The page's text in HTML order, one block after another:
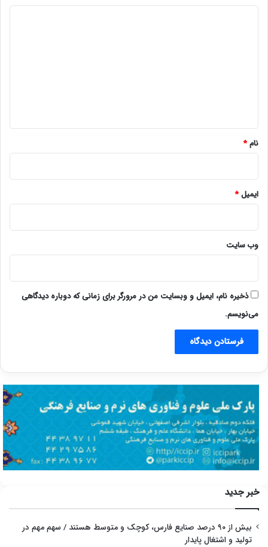
نام*
ایمیل*
وب‌ سایت
ذخیره نام، ایمیل و وبسایت من در مرورگر برای زمانی که دوباره دیدگاهی
می‌نویسم.
خبر جدید
بیش از ۹۰ درصد صنایع فارس، کوچک و متوسط هستند / سهم مهم در
تولید و اشتغال پایدار